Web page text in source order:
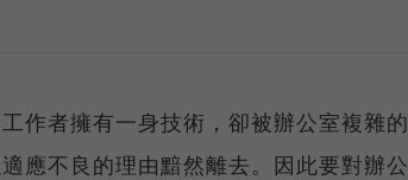
作者擁有一身技術，卻被辦公室複雜的
應不良的理由黯然離去。因此要對辦公